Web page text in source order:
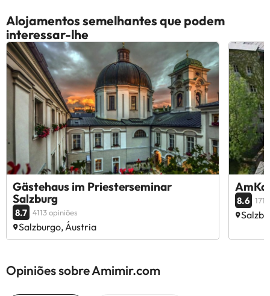
Alojamentos semelhantes que podem
interessar-lhe
Gästehaus im Priesterseminar
Salzburg
8.7 4113 opiniões
Salzburgo, Áustria
8.6 171
Opiniões sobre Amimir.com